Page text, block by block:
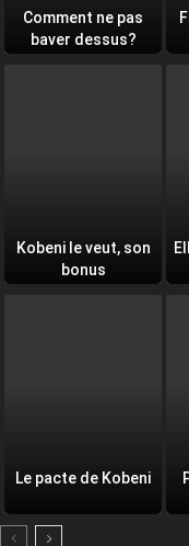
Comment ne pas
baver dessus?
Kobeni le veut, son
bonus
Le pacte de Kobeni